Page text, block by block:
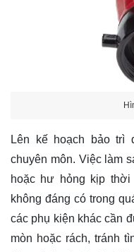
Lên kế hoạch bảo trì
chuyên môn. Việc làm
hoặc hư hỏng kịp
không đáng có trong
các phụ kiện khác cần
mòn hoặc rách, tránh